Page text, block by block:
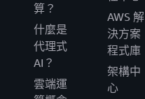
算？
什麼是
代理式
AI？
雲端運
AWS 解
決方案
程式庫
架構中
心